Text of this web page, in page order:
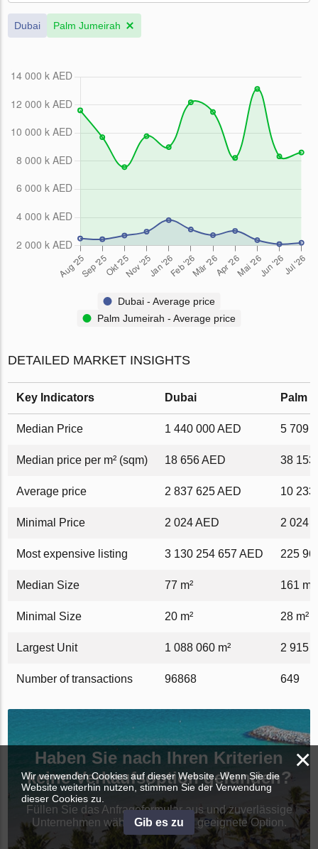
Dubai Palm Jumeirah
Dubai - Average price
Palm Jumeirah - Average price
DETAILED MARKET INSIGHTS
Key Indicators Dubai Palm
Median Price 1 440 000 AED 5 709
Median price per m² (sqm) 18 656 AED 38 153
Average price 2 837 625 AED 10
Minimal Price 2 024 AED 2 024
Most expensive listing 3 130 254 657 AED 225
Median Size 77 m² 161 m²
Minimal Size 20 m² 28 m²
Largest Unit 1 088 060 m² 2 915
Number of transactions 96868 649
Haben Sie nach Ihren Kriterien
keine Verkaufsoption gefunden?
Füllen Sie das Anfrageformular aus und zuverlässige
Unternehmen wählen die für Sie geeignete Option.
×
Wir verwenden Cookies auf dieser Website. Wenn Sie die
Website weiterhin nutzen, stimmen Sie der Verwendung
dieser Cookies zu.
Gib es zu